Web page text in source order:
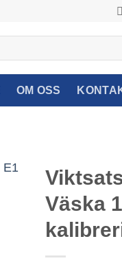
OM OSS
Väska